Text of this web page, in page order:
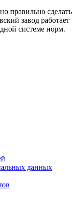
правильно сделать
завод работает
системе норм.
данных